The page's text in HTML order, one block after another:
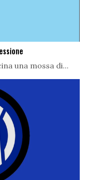
una mossa di...